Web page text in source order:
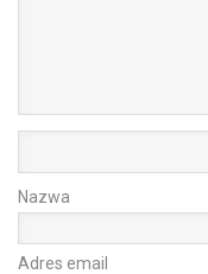
Nazwa
Adres email